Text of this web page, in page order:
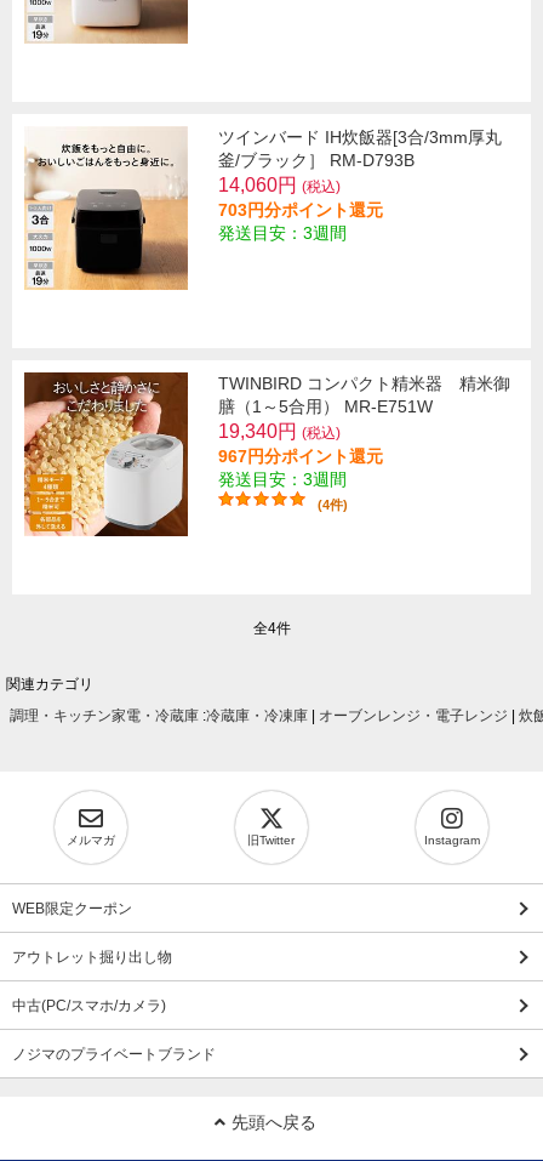
ツインバード IH炊飯器[3合/3mm厚丸
釜/ブラック］ RM-D793B
14,060円 (税込)
703円分ポイント還元
発送目安：3週間
TWINBIRD コンパクト精米器 精米御
膳（1～5合用） MR-E751W
19,340円 (税込)
967円分ポイント還元
発送目安：3週間
(4件)
全4件
関連カテゴリ
調理・キッチン家電・冷蔵庫 :冷蔵庫・冷凍庫 オーブンレンジ・電子レンジ 炊
メルマガ 旧Twitter Instagram
WEB限定クーポン
アウトレット掘り出し物
中古(PC/スマホ/カメラ)
ノジマのプライベートブランド
先頭へ戻る